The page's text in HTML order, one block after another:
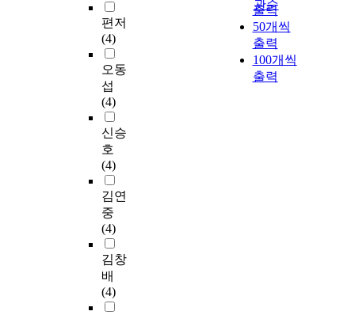
편저
(4)
오동
섭
(4)
신승
호
(4)
김연
중
(4)
김창
배
(4)
관순
출력
50개씩
출력
100개씩
출력